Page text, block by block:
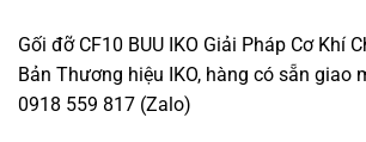
Gối đỡ CF10 BUU IKO Giải Pháp Cơ Khí
Bản Thương hiệu IKO, hàng có sẵn giao
0918 559 817 (Zalo)